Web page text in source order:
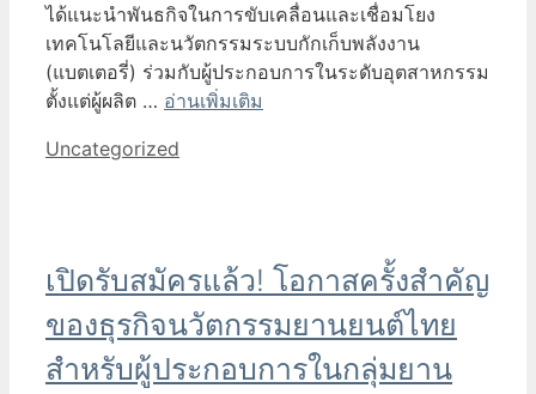
ได้แนะนำพันธกิจในการขับเคลื่อนและเชื่อมโยง
เทคโนโลยีและนวัตกรรมระบบกักเก็บพลังงาน
(แบตเตอรี่) ร่วมกับผู้ประกอบการในระดับอุตสาหกรรม
ตั้งแต่ผู้ผลิต … อ่านเพิ่มเติม
Categories
Uncategorized
เปิดรับสมัครแล้ว! โอกาสครั้งสำคัญ
ของธุรกิจนวัตกรรมยานยนต์ไทย
สำหรับผู้ประกอบการในกลุ่มยาน